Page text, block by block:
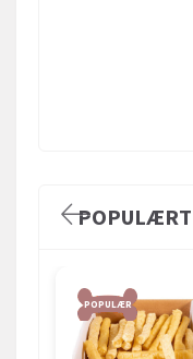
POPULÆRT
POPULÆR